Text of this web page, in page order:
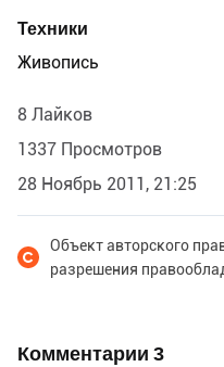
Техники
Живопись
8 Лайков
1337 Просмотров
28 Ноябрь 2011, 21:25
Объект авторского
разрешения
Комментарии 3